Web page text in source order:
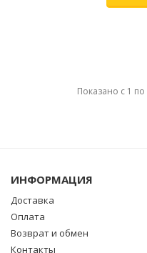
Показано с 1 по
ИНФОРМАЦИЯ
Доставка
Оплата
Возврат и обмен
Контакты